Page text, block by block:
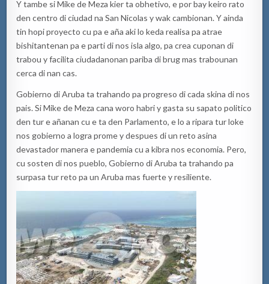
Y tambe si Mike de Meza kier ta obhetivo, e por bay keiro rato
den centro di ciudad na San Nicolas y wak cambionan. Y ainda
tin hopi proyecto cu pa e aña aki lo keda realisa pa atrae
bishitantenan pa e parti di nos isla algo, pa crea cuponan di
trabou y facilita ciudadanonan pariba di brug mas trabounan
cerca di nan cas.
Gobierno di Aruba ta trahando pa progreso di cada skina di nos
pais. Si Mike de Meza cana woro habri y gasta su sapato politico
den tur e añanan cu e ta den Parlamento, e lo a ripara tur loke
nos gobierno a logra prome y despues di un reto asina
devastador manera e pandemia cu a kibra nos economia. Pero,
cu sosten di nos pueblo, Gobierno di Aruba ta trahando pa
surpasa tur reto pa un Aruba mas fuerte y resiliente.